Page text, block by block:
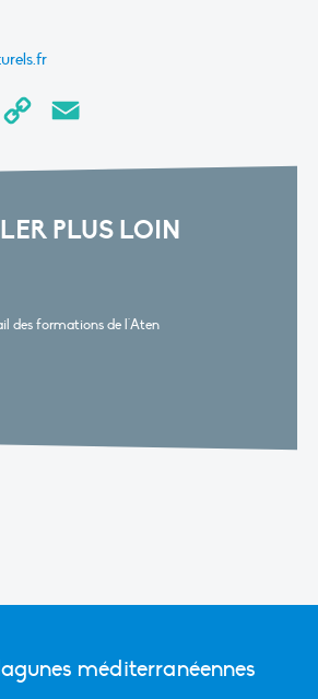
LinkedInCopy
PLUS LOIN
des formations de l'Aten
méditerranéennes